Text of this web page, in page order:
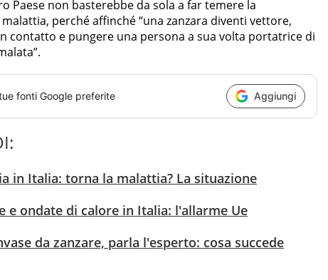
Paese non basterebbe da sola a far temere la
perché affinché “una zanzara diventi vettore,
contatto e pungere una persona a sua volta portatrice di
fonti Google preferite Aggiungi
in Italia: torna la malattia? La situazione
e ondate di calore in Italia: l'allarme Ue
da zanzare, parla l'esperto: cosa succede